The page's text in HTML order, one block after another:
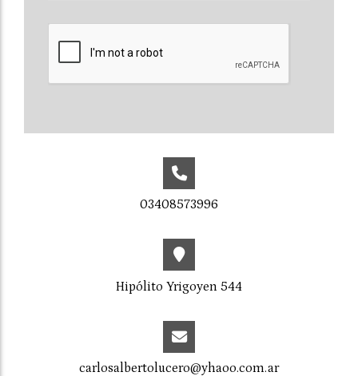
03408573996
Hipólito Yrigoyen 544
carlosalbertolucero@yhaoo.com.ar